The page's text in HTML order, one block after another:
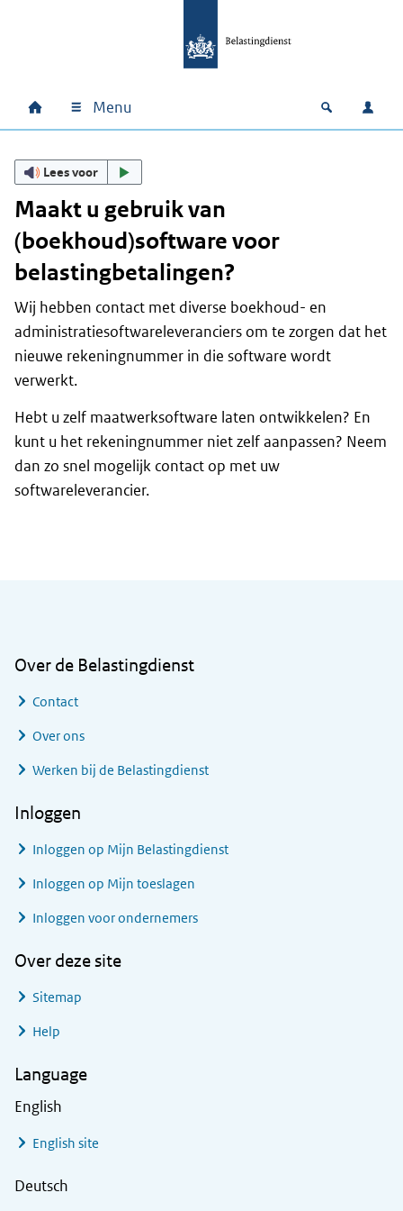
Hoofdnavigatie
Home Menu Open
Lees voor
Maakt u gebruik van
(boekhoud)software voor
belastingbetalingen?
Wij hebben contact met diverse boekhoud- en
administratiesoftwareleveranciers om te zorgen dat het
nieuwe rekeningnummer in die software wordt
verwerkt.
Hebt u zelf maatwerksoftware laten ontwikkelen? En
kunt u het rekeningnummer niet zelf aanpassen? Neem
dan zo snel mogelijk contact op met uw
softwareleverancier.
Over de Belastingdienst
Contact
Over ons
Werken bij de Belastingdienst
Inloggen
Inloggen op Mijn Belastingdienst
Inloggen op Mijn toeslagen
Inloggen voor ondernemers
Over deze site
Sitemap
Help
Language
English
English site
Deutsch